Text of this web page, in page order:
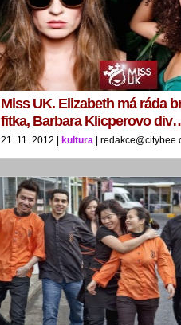
Miss UK. Elizabeth má ráda
fitka, Barbara Klicperovo
21. 11. 2012 | kultura |